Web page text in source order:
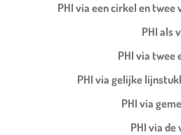
PHI via een cirkel en twee
PHI als
PHI via twee
PHI via gelijke
PHI via
PHI via